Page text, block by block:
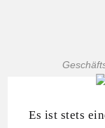
Es ist stets